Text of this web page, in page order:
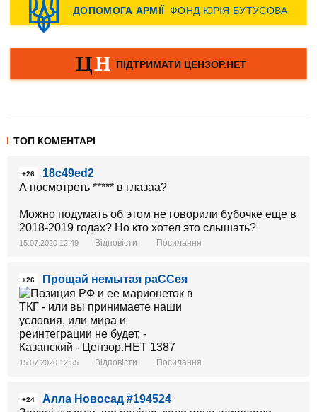
ТОП КОМЕНТАРІ
+26
18c49ed2
А посмотреть ***** в глазаа?
Можно подумать об этом не говорили бубочке еще в
2018-2019 годах? Но кто хотел это слышать?
15.07.2020 12:49 Відповісти Посилання
+26 Прощай немытая раССея
15.07.2020 12:55 Відповісти Посилання
+24
Алла Новосад #194524